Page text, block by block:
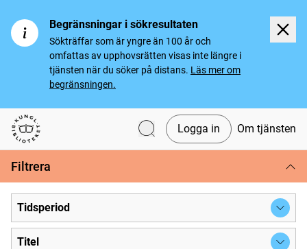
Begränsningar i sökresultaten
Sökträffar som är yngre än 100 år och
omfattas av upphovsrätten visas inte längre i
tjänsten när du söker på distans. Läs mer om
begränsningen.
Svenska tidningar
Logga in Om tjänsten
Filtrera
Tidsperiod
Titel